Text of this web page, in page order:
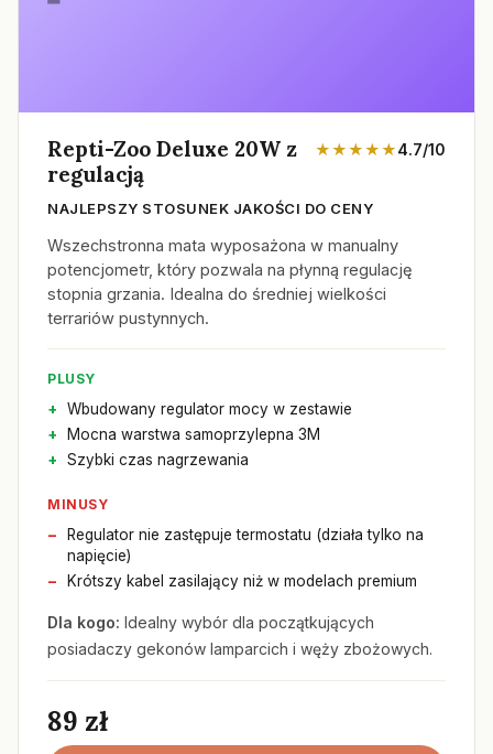
Repti-Zoo Deluxe 20W z
regulacją
★★★★★4.7/10
NAJLEPSZY STOSUNEK JAKOŚCI DO CENY
Wszechstronna mata wyposażona w manualny
potencjometr, który pozwala na płynną regulację
stopnia grzania. Idealna do średniej wielkości
terrariów pustynnych.
PLUSY
Wbudowany regulator mocy w zestawie
Mocna warstwa samoprzylepna 3M
Szybki czas nagrzewania
MINUSY
Regulator nie zastępuje termostatu (działa tylko na
napięcie)
Krótszy kabel zasilający niż w modelach premium
Dla kogo: Idealny wybór dla początkujących
posiadaczy gekonów lamparcich i węży zbożowych.
89 zł